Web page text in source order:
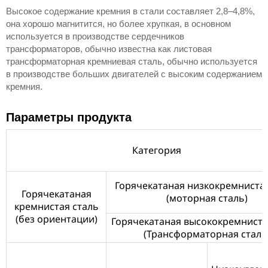
Высокое содержание кремния в стали составляет 2,8–4,8%,
она хорошо магнитится, но более хрупкая, в основном
используется в производстве сердечников
трансформаторов, обычно известна как листовая
трансформаторная кремниевая сталь, обычно используется
в производстве больших двигателей с высоким содержанием
кремния.
Параметры продукта
Категория
Горячекатаная
кремнистая сталь
(без ориентации)
Горячекатаная
(моторная сталь)
Горячекатаная
(Трансформаторная